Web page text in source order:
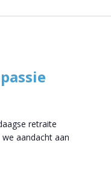
retraite
aandacht aan